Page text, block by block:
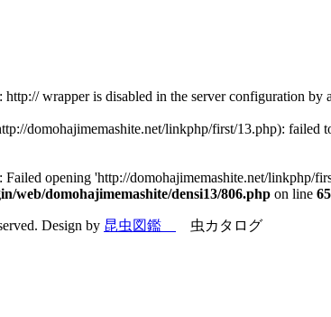
http:// wrapper is disabled in the server configuration
domohajimemashite.net/linkphp/first/13.php): failed
Failed opening 'http://domohajimemashite.net/linkphp/
web/domohajimemashite/densi13/806.php on line 65
Design by 昆虫図鑑 虫カタログ